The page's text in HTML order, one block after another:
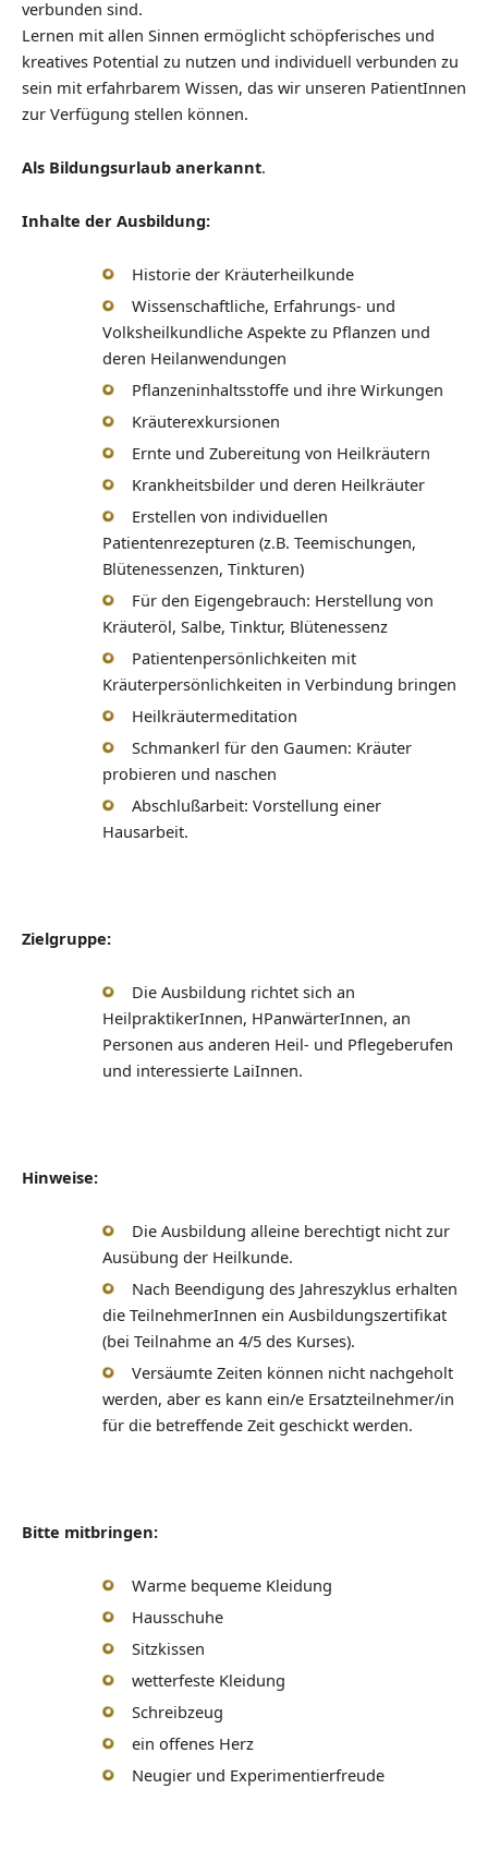
verbunden sind.
Lernen mit allen Sinnen ermöglicht schöpferisches und
kreatives Potential zu nutzen und individuell verbunden zu
sein mit erfahrbarem Wissen, das wir unseren PatientInnen
zur Verfügung stellen können.
Als Bildungsurlaub anerkannt.
Inhalte der Ausbildung:
Historie der Kräuterheilkunde
Wissenschaftliche, Erfahrungs- und
Volksheilkundliche Aspekte zu Pflanzen und
deren Heilanwendungen
Pflanzeninhaltsstoffe und ihre Wirkungen
Kräuterexkursionen
Ernte und Zubereitung von Heilkräutern
Krankheitsbilder und deren Heilkräuter
Erstellen von individuellen
Patientenrezepturen (z.B. Teemischungen,
Blütenessenzen, Tinkturen)
Für den Eigengebrauch: Herstellung von
Kräuteröl, Salbe, Tinktur, Blütenessenz
Patientenpersönlichkeiten mit
Kräuterpersönlichkeiten in Verbindung bringen
Heilkräutermeditation
Schmankerl für den Gaumen: Kräuter
probieren und naschen
Abschlußarbeit: Vorstellung einer
Hausarbeit.
Zielgruppe:
Die Ausbildung richtet sich an
HeilpraktikerInnen, HPanwärterInnen, an
Personen aus anderen Heil- und Pflegeberufen
und interessierte LaiInnen.
Hinweise:
Die Ausbildung alleine berechtigt nicht zur
Ausübung der Heilkunde.
Nach Beendigung des Jahreszyklus erhalten
die TeilnehmerInnen ein Ausbildungszertifikat
(bei Teilnahme an 4/5 des Kurses).
Versäumte Zeiten können nicht nachgeholt
werden, aber es kann ein/e Ersatzteilnehmer/in
für die betreffende Zeit geschickt werden.
Bitte mitbringen:
Warme bequeme Kleidung
Hausschuhe
Sitzkissen
wetterfeste Kleidung
Schreibzeug
ein offenes Herz
Neugier und Experimentierfreude